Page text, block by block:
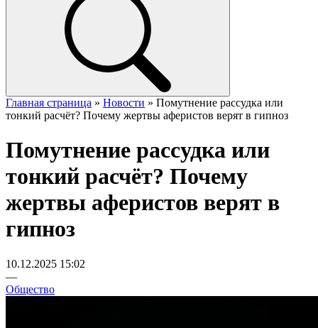
Главная страница » Новости » Помутнение рассудка или
тонкий расчёт? Почему жертвы аферистов верят в гипноз
Помутнение рассудка или
тонкий расчёт? Почему
жертвы аферистов верят в
гипноз
10.12.2025 15:02
—
Общество